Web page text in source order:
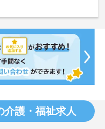
介護・福祉求人